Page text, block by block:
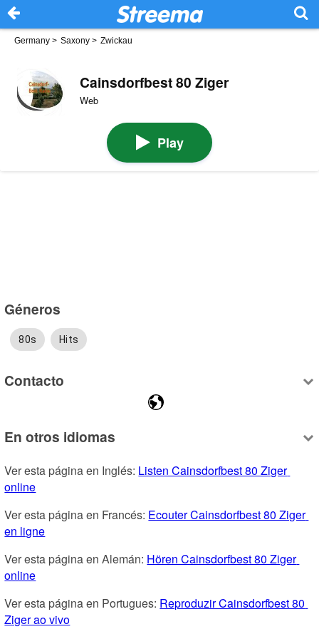
Germany > Saxony > Zwickau
Cainsdorfbest 80 Ziger
Web
Play
Géneros
80s Hits
Contacto
En otros idiomas
Ver esta página en Inglés: Listen Cainsdorfbest 80 Ziger
online
Ver esta página en Francés: Ecouter Cainsdorfbest 80 Ziger
en ligne
Ver esta página en Alemán: Hören Cainsdorfbest 80 Ziger
online
Ver esta página en Portugues: Reproduzir Cainsdorfbest 80
Ziger ao vivo